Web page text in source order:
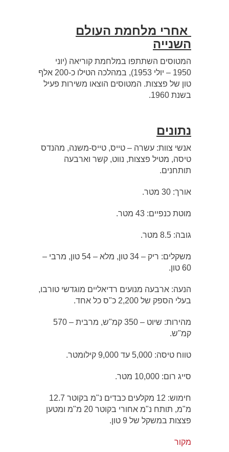
אחרי מלחמת העולם
השנייה
המטוסים השתתפו במלחמת קוריאה (יוני
1950 – יולי 1953), במהלכה הטילו כ-200 אלף
טון של פצצות. המטוסים הוצאו משירות פעיל
בשנת 1960.
נתונים
אנשי צוות: עשרה – טייס, טייס-משנה, מהנדס
טיסה, מטיל פצצות, נווט, קשר וארבעה
תותחנים.
אורך: 30 מטר.
מוטת כנפיים: 43 מטר.
גובה: 8.5 מטר.
משקלים: ריק – 34 טון, מלא – 54 טון, מרבי –
60 טון.
הנעה: ארבעה מנועים רדיאליים מוגדשי טורבו,
בעלי הספק של 2,200 כ"ס כל אחד.
מהירות: שיוט – 350 קמ"ש, מרבית – 570
קמ"ש.
טווח טיסה: 5,000 עד 9,000 קילומטר.
סייג רום: 10,000 מטר.
חימוש: 12 מקלעים כבדים נ"מ בקוטר 12.7
מ"מ, תותח נ"מ אחורי בקוטר 20 מ"מ ומטען
פצצות במשקל של 9 טון.
מקור